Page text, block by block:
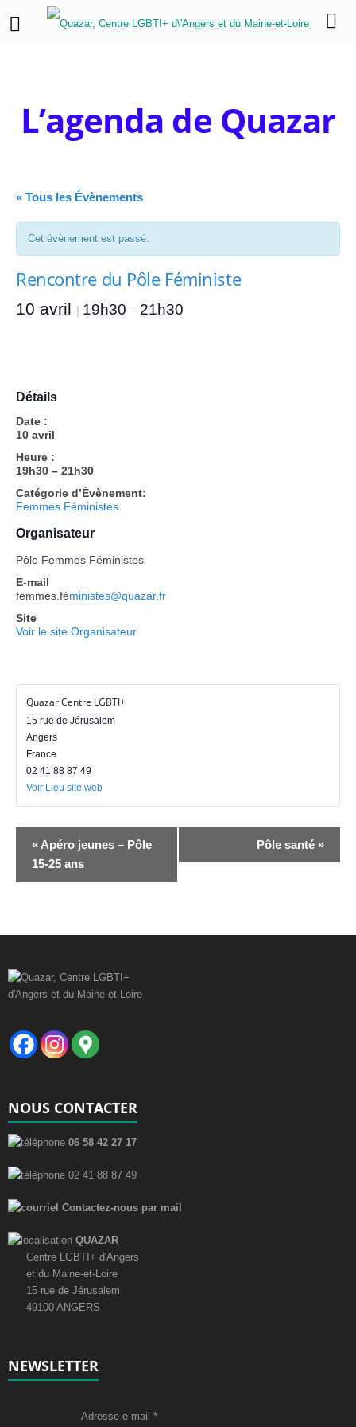
L’agenda de Quazar
« Tous les Évènements
Cet évènement est passé.
Rencontre du Pôle Féministe
10 avril | 19h30 – 21h30
Détails
Date :
10 avril
Heure :
19h30 – 21h30
Catégorie d’Évènement:
Femmes Féministes
Organisateur
Pôle Femmes Féministes
E-mail
femmes.féministes@quazar.fr
Site
Voir le site Organisateur
Quazar Centre LGBTI+
15 rue de Jérusalem
Angers
France
02 41 88 87 49
Voir Lieu site web
v
g
t
i
o
n
v
è
n
e
m
n
« Apéro jeunes – Pôle
15-25 ans
Pôle santé »
NOUS CONTACTER
06 58 42 27 17
02 41 88 87 49
Contactez-nous par mail
QUAZAR
Centre LGBTI+ d'Angers
et du Maine-et-Loire
15 rue de Jérusalem
49100 ANGERS
NEWSLETTER
Adresse e-mail *